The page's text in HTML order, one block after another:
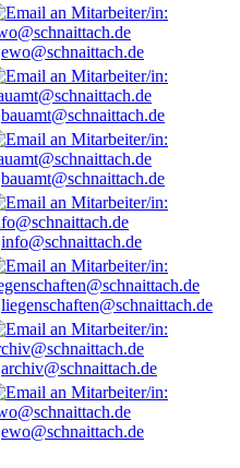
ewo@schnaittach.de
bauamt@schnaittach.de
bauamt@schnaittach.de
info@schnaittach.de
liegenschaften@schnaittach.de
archiv@schnaittach.de
ewo@schnaittach.de